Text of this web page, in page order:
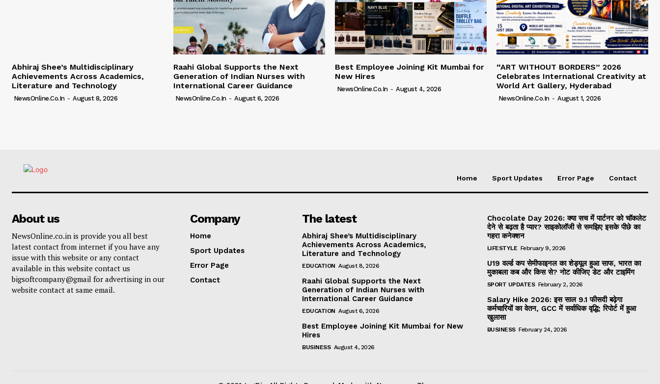
Abhiraj Shee’s Multidisciplinary
Achievements Across Academics,
Literature and Technology
NewsOnline.co.in - August 8, 2026
Raahi Global Supports the Next
Generation of Indian Nurses with
International Career Guidance
NewsOnline.co.in - August 6, 2026
Best Employee Joining Kit Mumbai for
New Hires
NewsOnline.co.in - August 4, 2026
“ART WITHOUT BORDERS” 2026
Celebrates International Creativity at
World Art Gallery, Hyderabad
NewsOnline.co.in - August 1, 2026
Home Sport Updates Error Page Contact
About us
NewsOnline.co.in is provide you all best
latest contact from internet if you have any
issue with this website or any contact
available in this website contact us
bigsoftcompany@gmail for advertising in our
website contact at same email.
Company
Home
Sport Updates
Error Page
Contact
The latest
Abhiraj Shee’s Multidisciplinary
Achievements Across Academics,
Literature and Technology
EDUCATION August 8, 2026
Raahi Global Supports the Next
Generation of Indian Nurses with
International Career Guidance
EDUCATION August 6, 2026
Best Employee Joining Kit Mumbai for New
Hires
BUSINESS August 4, 2026
Chocolate Day 2026: क्या सच में पार्टनर को चॉकलेट
देने से बढ़ता है प्यार? साइकोलॉजी से समझिए इसके पीछे का
गहरा कनेक्शन
LIFESTYLE February 9, 2026
U19 वर्ल्ड कप सेमीफाइनल का शेड्यूल हुआ साफ, भारत का
मुकाबला कब और किस से? नोट कीजिए डेट और टाइमिंग
SPORT UPDATES February 2, 2026
Salary Hike 2026: इस साल 9.1 फीसदी बढ़ेगा
कर्मचारियों का वेतन, GCC में सर्वाधिक वृद्धि; रिपोर्ट में हुआ
खुलासा
BUSINESS February 24, 2026